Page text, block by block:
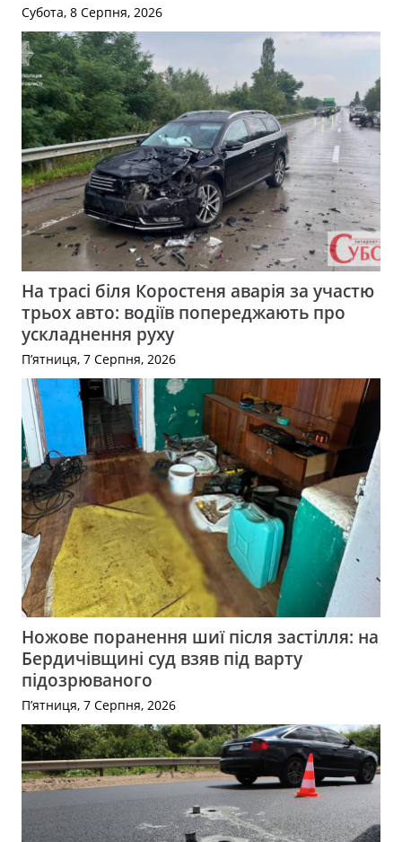
Субота, 8 Серпня, 2026
На трасі біля Коростеня аварія за участю
трьох авто: водіїв попереджають про
ускладнення руху
П’ятниця, 7 Серпня, 2026
Ножове поранення шиї після застілля: на
Бердичівщині суд взяв під варту
підозрюваного
П’ятниця, 7 Серпня, 2026